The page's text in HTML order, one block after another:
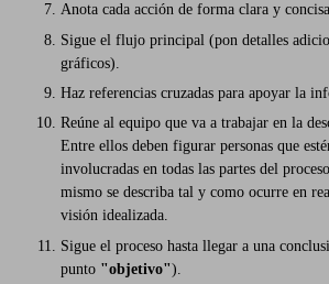
Anota cada acción de forma clara y
Sigue el flujo principal (pon detalles
gráficos).
Haz referencias cruzadas para apoyar la
Reúne al equipo que va a trabajar en la
Entre ellos deben figurar personas que
involucradas en todas las partes del
mismo se describa tal y como ocurre en
visión idealizada.
Sigue el proceso hasta llegar a una
punto "objetivo").